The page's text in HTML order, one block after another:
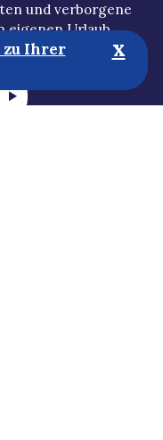
und verborgene
eigenen Urlaub.
zu Ihrer
x